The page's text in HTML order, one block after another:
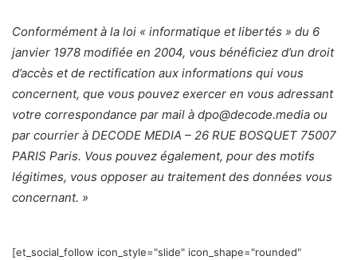
Conformément à la loi « informatique et libertés » du 6
janvier 1978 modifiée en 2004, vous bénéficiez d’un droit
d’accès et de rectification aux informations qui vous
concernent, que vous pouvez exercer en vous adressant
votre correspondance par mail à dpo@decode.media ou
par courrier à DECODE MEDIA – 26 RUE BOSQUET 75007
PARIS Paris. Vous pouvez également, pour des motifs
légitimes, vous opposer au traitement des données vous
concernant. »
[et_social_follow icon_style="slide" icon_shape="rounded"